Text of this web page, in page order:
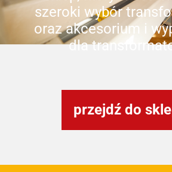
szeroki wybór
oraz akcesorium i
dla
przejdź do